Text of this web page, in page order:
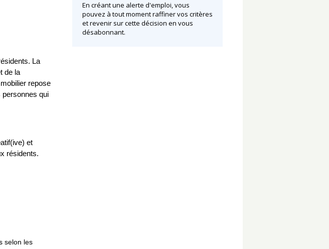
La
de la
repose
personnes qui
et
résidents.
selon les
En créant une alerte d'emploi, vous
pouvez à tout moment raffiner vos critères
et revenir sur cette décision en vous
désabonnant.